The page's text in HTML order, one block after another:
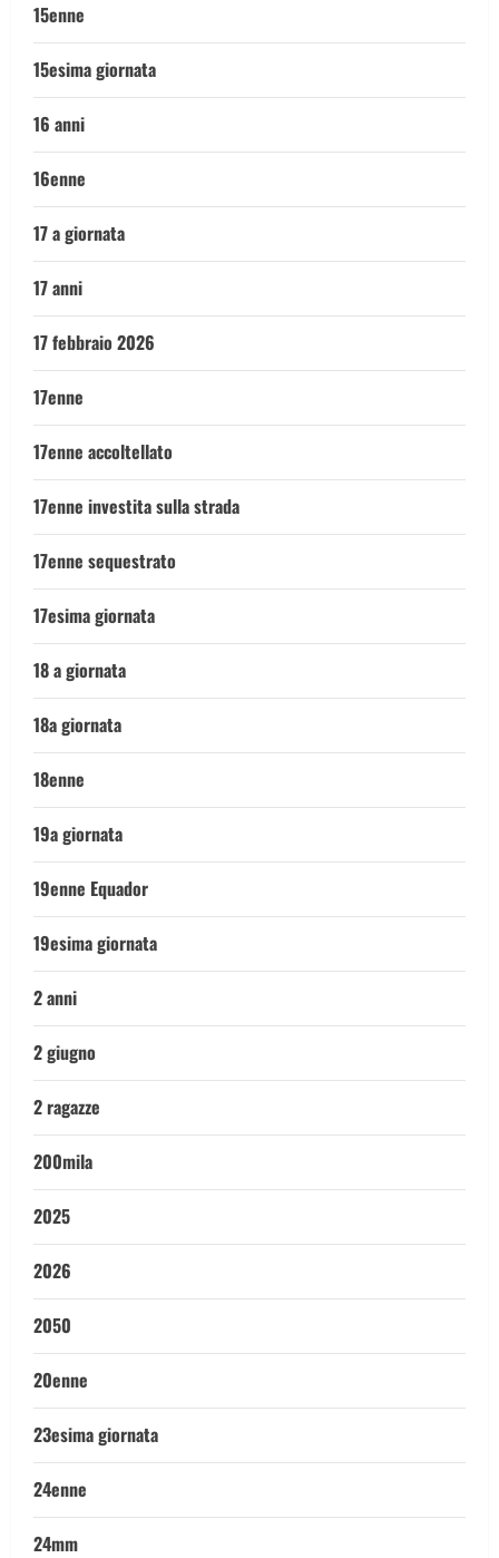
15enne
15esima giornata
16 anni
16enne
17 a giornata
17 anni
17 febbraio 2026
17enne
17enne accoltellato
17enne investita sulla strada
17enne sequestrato
17esima giornata
18 a giornata
18a giornata
18enne
19a giornata
19enne Equador
19esima giornata
2 anni
2 giugno
2 ragazze
200mila
2025
2026
2050
20enne
23esima giornata
24enne
24mm